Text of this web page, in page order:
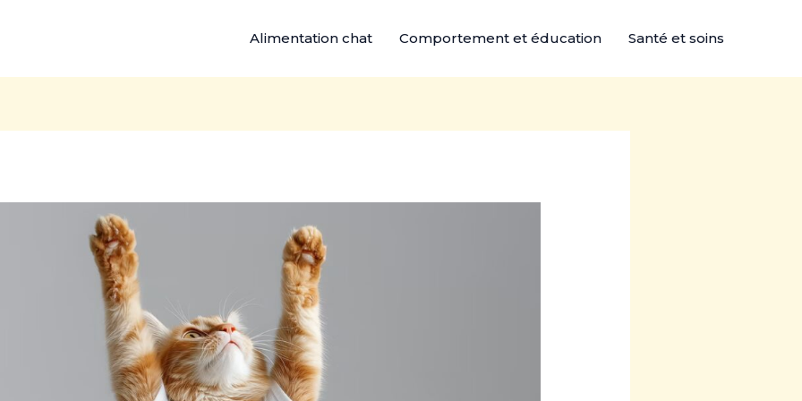
Alimentation chat Comportement et éducation Santé et soins